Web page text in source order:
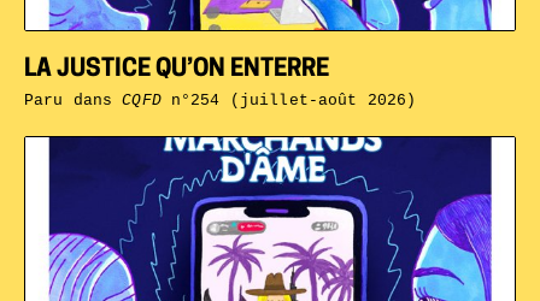
LA JUSTICE QU’ON ENTERRE
Paru dansCQFDn°254 (juillet-août 2026)